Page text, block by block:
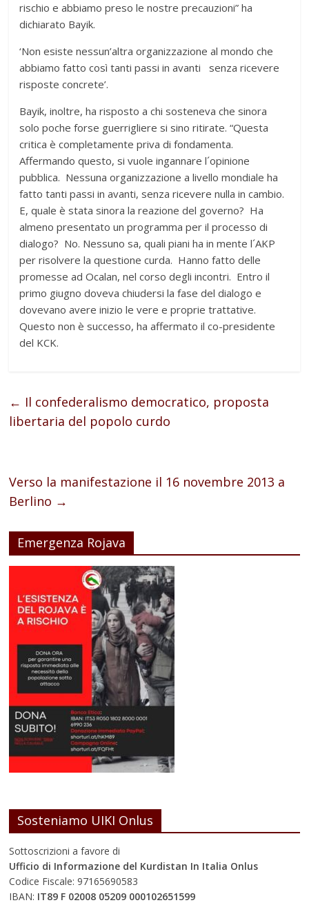
rischio e abbiamo preso le nostre precauzioni” ha
dichiarato Bayik.
‘Non esiste nessun’altra organizzazione al mondo che
abbiamo fatto così tanti passi in avanti senza ricevere
risposte concrete’.
Bayik, inoltre, ha risposto a chi sosteneva che sinora
solo poche forse guerrigliere si sino ritirate. “Questa
critica è completamente priva di fondamenta.
Affermando questo, si vuole ingannare l´opinione
pubblica. Nessuna organizzazione a livello mondiale ha
fatto tanti passi in avanti, senza ricevere nulla in cambio.
E, quale è stata sinora la reazione del governo? Ha
almeno presentato un programma per il processo di
dialogo? No. Nessuno sa, quali piani ha in mente l´AKP
per risolvere la questione curda. Hanno fatto delle
promesse ad Ocalan, nel corso degli incontri. Entro il
primo giugno doveva chiudersi la fase del dialogo e
dovevano avere inizio le vere e proprie trattative.
Questo non è successo, ha affermato il co-presidente
del KCK.
← Il confederalismo democratico, proposta
libertaria del popolo curdo
Verso la manifestazione il 16 novembre 2013 a
Berlino →
Emergenza Rojava
Sosteniamo UIKI Onlus
Sottoscrizioni a favore di
Ufficio di Informazione del Kurdistan In Italia Onlus
Codice Fiscale: 97165690583
IBAN: IT89 F 02008 05209 000102651599